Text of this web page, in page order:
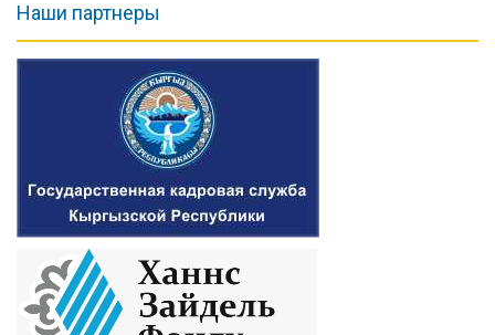
Наши партнеры